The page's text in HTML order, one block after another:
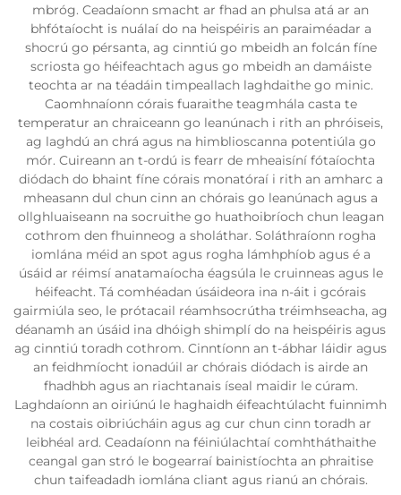
mbróg. Ceadaíonn smacht ar fhad an phulsa atá ar an
bhfótaíocht is nuálaí do na heispéiris an paraiméadar a
shocrú go pérsanta, ag cinntiú go mbeidh an folcán fíne
scriosta go héifeachtach agus go mbeidh an damáiste
teochta ar na téadáin timpeallach laghdaithe go minic.
Caomhnaíonn córais fuaraithe teagmhála casta te
temperatur an chraiceann go leanúnach i rith an phróiseis,
ag laghdú an chrá agus na himblioscanna potentiúla go
mór. Cuireann an t-ordú is fearr de mheaisíní fótaíochta
diódach do bhaint fíne córais monatóraí i rith an amharc a
mheasann dul chun cinn an chórais go leanúnach agus a
ollghluaiseann na socruithe go huathoibríoch chun leagan
cothrom den fhuinneog a sholáthar. Soláthraíonn rogha
iomlána méid an spot agus rogha lámhphíob agus é a
úsáid ar réimsí anatamaíocha éagsúla le cruinneas agus le
héifeacht. Tá comhéadan úsáideora ina n-áit i gcórais
gairmiúla seo, le prótacail réamhsocrútha tréimhseacha, ag
déanamh an úsáid ina dhóigh shimplí do na heispéiris agus
ag cinntiú toradh cothrom. Cinntíonn an t-ábhar láidir agus
an feidhmíocht ionadúil ar chórais diódach is airde an
fhadhbh agus an riachtanais íseal maidir le cúram.
Laghdaíonn an oiriúnú le haghaidh éifeachtúlacht fuinnimh
na costais oibriúcháin agus ag cur chun cinn toradh ar
leibhéal ard. Ceadaíonn na féiniúlachtaí comhtháthaithe
ceangal gan stró le bogearraí bainistíochta an phraitise
chun taifeadadh iomlána cliant agus rianú an chórais.